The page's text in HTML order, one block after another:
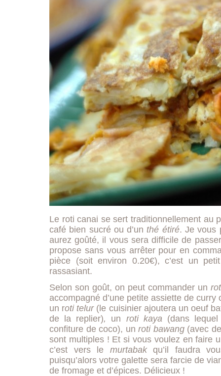
Le roti canai se sert traditionnellement au
café bien sucré ou d’un thé étiré. Je vous
aurez goûté, il vous sera difficile de
propose sans vous arrêter pour en
pièce (soit environ 0.20€), c’est un
rassasiant.
Selon son goût, on peut commander un
accompagné d’une petite assiette de
un roti telur(le cuisinier ajoutera un oeuf
de la replier), un roti kaya (dans
confiture de coco), unroti bawang(avec
sont multiples ! Et si vous voulez en faire
c’est vers le murtabakqu’il faudra
puisqu’alors votre galette sera farcie de
de fromage et d’épices. Délicieux !